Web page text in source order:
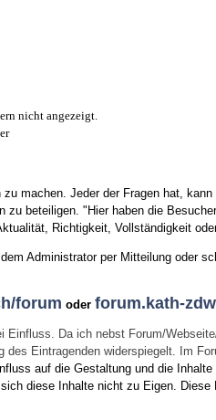
nicht angezeigt.
machen. Jeder der Fragen hat,
beteiligen. "Hier haben die
Richtigkeit, Vollständigkeit
Administrator per Mitteilung oder
forum oderforum.kath-
Da ich nebst Forum/
Eintragenden widerspiegelt. Im
auf die Gestaltung und die
diese Inhalte nicht zu Eigen. Diese